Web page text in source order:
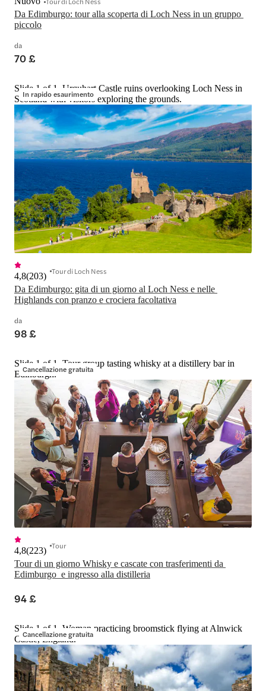
Da Edimburgo: tour alla scoperta di Loch Ness in un gruppo
piccolo
da
70 £
In rapido esaurimento
Slide 1 of 1, Urquhart Castle ruins overlooking Loch Ness in
Scotland with visitors exploring the grounds.
Da Edimburgo: gita di un giorno al Loch Ness e nelle
Highlands con pranzo e crociera facoltativa
4,8(203) Tour di Loch Ness
da
98 £
Cancellazione gratuita
Slide 1 of 1, Tour group tasting whisky at a distillery bar in
Edinburgh.
Tour di un giorno Whisky e cascate con trasferimenti da
Edimburgo  e ingresso alla distilleria
4,8(223) Tour
94 £
Cancellazione gratuita
Slide 1 of 1, Woman practicing broomstick flying at Alnwick
Castle, England.